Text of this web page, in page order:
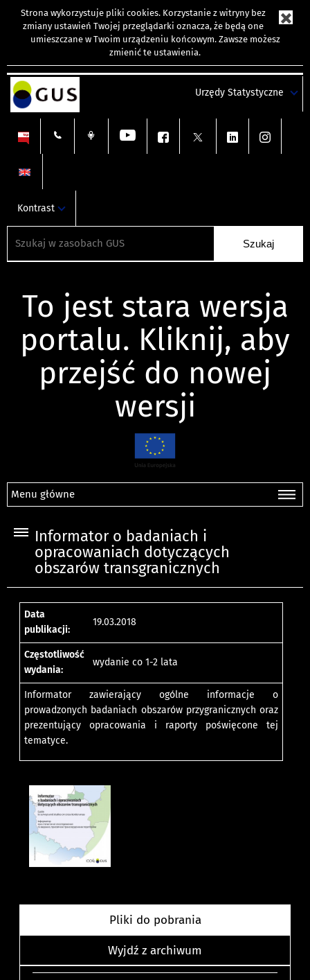
Strona wykorzystuje pliki cookies. Korzystanie z witryny bez
zmiany ustawień Twojej przeglądarki oznacza, że będą one
umieszczane w Twoim urządzeniu końcowym. Zawsze możesz
zmienić te ustawienia.
Urzędy Statystyczne
Kontrast
To jest stara wersja
portalu. Kliknij, aby
przejść do nowej
wersji
Menu główne
Informator o badaniach i
opracowaniach dotyczących
obszarów transgranicznych
Data
publikacji:
19.03.2018
Częstotliwość
wydania:
wydanie co 1-2 lata
Informator zawierający ogólne informacje o
prowadzonych badaniach obszarów przygranicznych oraz
prezentujący opracowania i raporty poświęcone tej
tematyce.
Pliki do pobrania
Wyjdź z archiwum